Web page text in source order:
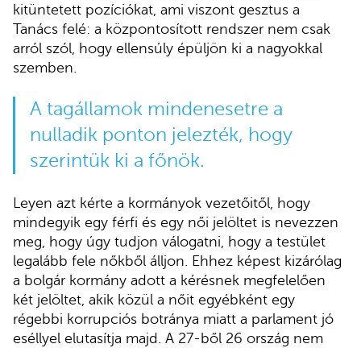
kitüntetett pozíciókat, ami viszont gesztus a
Tanács felé: a központosított rendszer nem csak
arról szól, hogy ellensúly épüljön ki a nagyokkal
szemben.
A tagállamok mindenesetre a
nulladik ponton jelezték, hogy
szerintük ki a főnök.
Leyen azt kérte a kormányok vezetőitől, hogy
mindegyik egy férfi és egy női jelöltet is nevezzen
meg, hogy úgy tudjon válogatni, hogy a testület
legalább fele nőkből álljon. Ehhez képest kizárólag
a bolgár kormány adott a kérésnek megfelelően
két jelöltet, akik közül a nőit egyébként egy
régebbi korrupciós botránya miatt a parlament jó
eséllyel elutasítja majd. A 27-ből 26 ország nem